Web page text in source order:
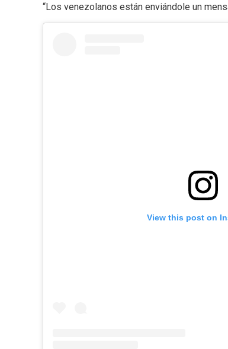
“Los venezolanos están enviándole un
View this post on